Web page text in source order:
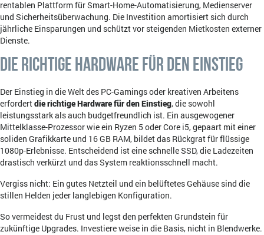
rentablen Plattform für Smart-Home-Automatisierung, Medienserver
und Sicherheitsüberwachung. Die Investition amortisiert sich durch
jährliche Einsparungen und schützt vor steigenden Mietkosten externer
Dienste.
Die richtige Hardware für den Einstieg
Der Einstieg in die Welt des PC-Gamings oder kreativen Arbeitens
erfordertdie richtige Hardware für den Einstieg, die sowohl
leistungsstark als auch budgetfreundlich ist. Ein ausgewogener
Mittelklasse-Prozessor wie ein Ryzen 5 oder Core i5, gepaart mit einer
soliden Grafikkarte und 16 GB RAM, bildet das Rückgrat für flüssige
1080p-Erlebnisse. Entscheidend ist eine schnelle SSD, die Ladezeiten
drastisch verkürzt und das System reaktionsschnell macht.
Vergiss nicht: Ein gutes Netzteil und ein belüftetes Gehäuse sind die
stillen Helden jeder langlebigen Konfiguration.
So vermeidest du Frust und legst den perfekten Grundstein für
zukünftige Upgrades. Investiere weise in die Basis, nicht in Blendwerke.